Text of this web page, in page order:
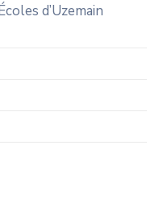
d’Uzemain